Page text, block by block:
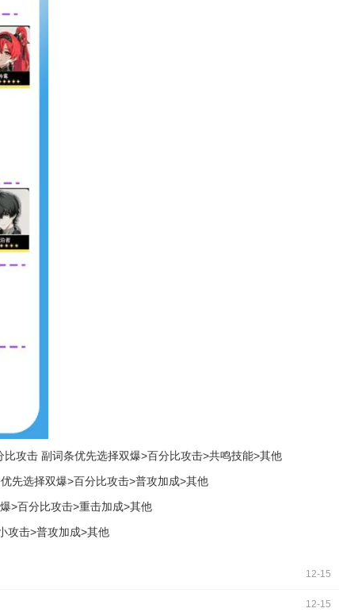
攻击 副词条优先选择双爆>百分比攻击>共鸣技能>其他
先选择双爆>百分比攻击>普攻加成>其他
>百分比攻击>重击加成>其他
攻击>普攻加成>其他
12-15
12-15